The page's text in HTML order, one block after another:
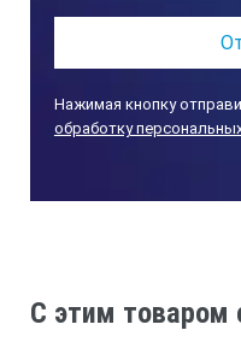
канал измерений
±(0,1+0,05V)м/с, где V
Нажимая кнопку
обработку
C этим товаром